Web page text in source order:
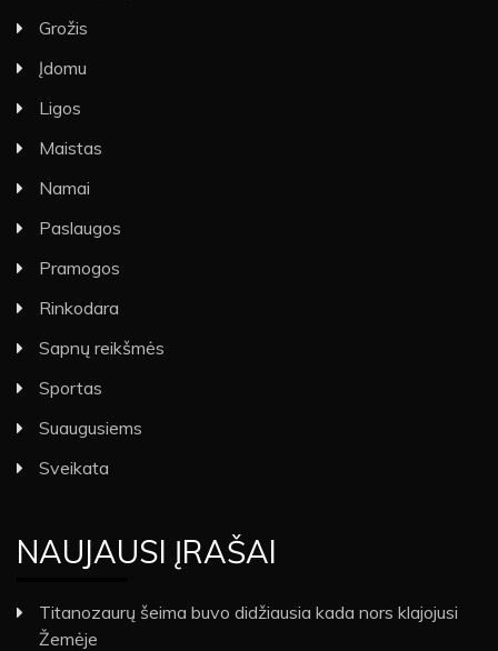
Grožis
Įdomu
Ligos
Maistas
Namai
Paslaugos
Pramogos
Rinkodara
Sapnų reikšmės
Sportas
Suaugusiems
Sveikata
NAUJAUSI ĮRAŠAI
Titanozaurų šeima buvo didžiausia kada nors klajojusi
Žemėje